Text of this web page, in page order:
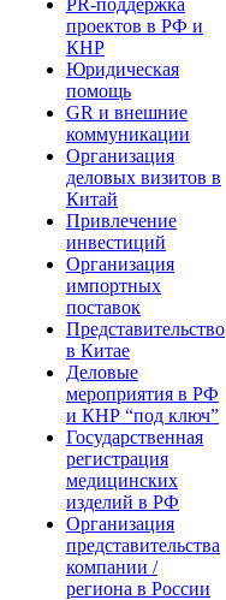
PR-поддержка
проектов в РФ и
КНР
Юридическая
помощь
GR и внешние
коммуникации
Организация
деловых визитов в
Китай
Привлечение
инвестиций
Организация
импортных
поставок
Представительство
в Китае
Деловые
мероприятия в РФ
и КНР “под ключ”
Государственная
регистрация
медицинских
изделий в РФ
Организация
представительства
компании /
региона в России